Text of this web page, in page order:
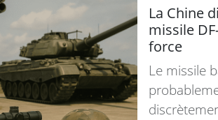
La Chine
missile
force
Le missile